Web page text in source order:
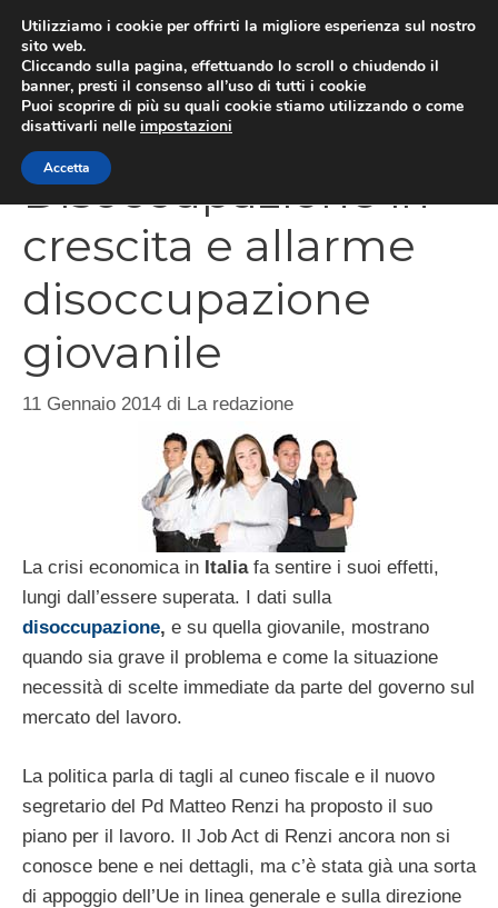
contenuto
Disoccupazione in
crescita e allarme
disoccupazione
giovanile
11 Gennaio 2014 di La redazione
La crisi economica in Italiafa sentire i suoi effetti,
lungi dall’essere superata. I dati sulla
disoccupazione, e su quella giovanile, mostrano
quando sia grave il problema e come la situazione
necessità di scelte immediate da parte del governo sul
mercato del lavoro.
La politica parla di tagli al cuneo fiscale e il nuovo
segretario del Pd Matteo Renzi ha proposto il suo
piano per il lavoro. Il Job Act di Renzi ancora non si
conosce bene e nei dettagli, ma c’è stata già una sorta
di appoggio dell’Ue in linea generale e sulla direzione
Utilizziamo i cookie per offrirti la migliore esperienza sul nostro
sito web.
Cliccando sulla pagina, effettuando lo scroll o chiudendo il
banner, presti il consenso all’uso di tutti i cookie
Puoi scoprire di più su quali cookie stiamo utilizzando o come
disattivarli nelle impostazioni
Accetta